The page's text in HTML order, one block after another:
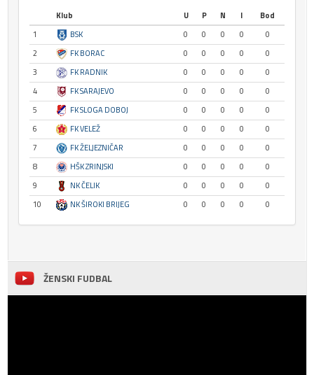
Klub U P N I
Bod
1
BSK 0 0 0 0
0
2
FK BORAC 0 0 0 0
0
3
FK RADNIK 0 0 0 0
0
4
FK SARAJEVO 0 0 0 0
0
5
FK SLOGA DOBOJ 0 0 0 0
0
6
FK VELEŽ 0 0 0 0
0
7
FK ŽELJEZNIČAR 0 0 0 0
0
8
HŠK ZRINJSKI 0 0 0 0
0
9
NK ČELIK 0 0 0 0
0
10
NK ŠIROKI BRIJEG 0 0 0 0 0
ŽENSKI FUDBAL